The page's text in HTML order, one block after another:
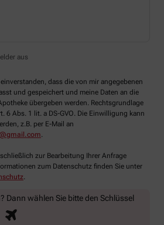
aus
dass die von mir angegebenen
und gespeichert und meine Daten an die
übergeben werden. Rechtsgrundlage
6 Abs. 1 lit. a DS-GVO. Die Einwilligung kann
z.B. per E-Mail an
.
zur Bearbeitung Ihrer Anfrage
zum Datenschutz finden Sie unter
.
Dann wählen Sie bitteden Schlüssel